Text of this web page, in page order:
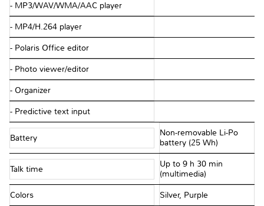
- MP3/WAV/WMA/AAC player
- MP4/H.264 player
- Polaris Office editor
- Photo viewer/editor
- Organizer
- Predictive text input
Battery
Non-removable Li-Po
battery (25 Wh)
Talk time
Up to 9 h 30 min
(multimedia)
Colors Silver, Purple